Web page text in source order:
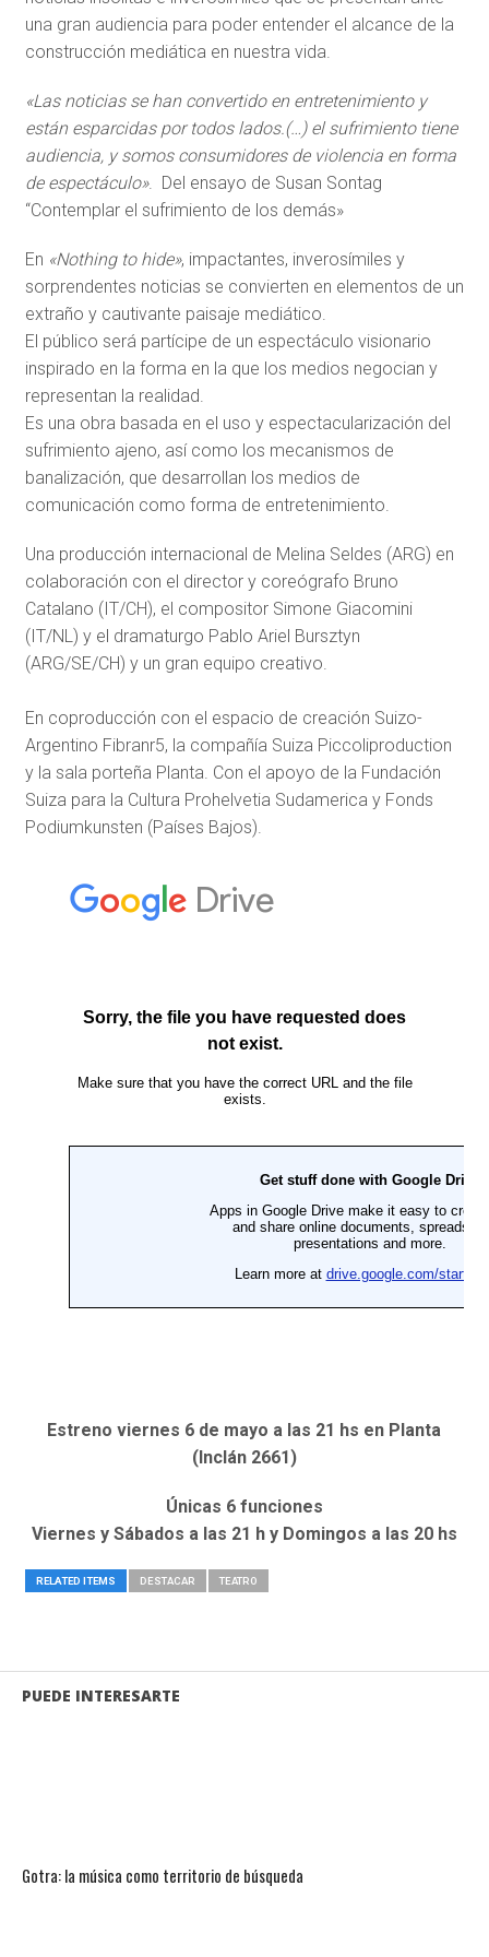
una gran audiencia para poder entender el alcance de la
construcción mediática en nuestra vida.
«Las noticias se han convertido en entretenimiento y
están esparcidas por todos lados.(…) el sufrimiento tiene
audiencia, y somos consumidores de violencia en forma
de espectáculo». Del ensayo de Susan Sontag
“Contemplar el sufrimiento de los demás»
En «Nothing to hide», impactantes, inverosímiles y
sorprendentes noticias se convierten en elementos de un
extraño y cautivante paisaje mediático.
El público será partícipe de un espectáculo visionario
inspirado en la forma en la que los medios negocian y
representan la realidad.
Es una obra basada en el uso y espectacularización del
sufrimiento ajeno, así como los mecanismos de
banalización, que desarrollan los medios de
comunicación como forma de entretenimiento.
Una producción internacional de Melina Seldes (ARG) en
colaboración con el director y coreógrafo Bruno
Catalano (IT/CH), el compositor Simone Giacomini
(IT/NL) y el dramaturgo Pablo Ariel Bursztyn
(ARG/SE/CH) y un gran equipo creativo.
En coproducción con el espacio de creación Suizo-
Argentino Fibranr5, la compañía Suiza Piccoliproduction
y la sala porteña Planta. Con el apoyo de la Fundación
Suiza para la Cultura Prohelvetia Sudamerica y Fonds
Podiumkunsten (Países Bajos).
Estreno viernes 6 de mayo a las 21 hs en Planta
(Inclán 2661)
Únicas 6 funciones
Viernes y Sábados a las 21 h y Domingos a las 20 hs
RELATED ITEMS DESTACAR TEATRO
PUEDE INTERESARTE
Gotra: la música como territorio de búsqueda